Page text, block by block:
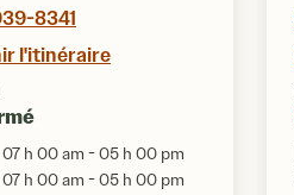
8341
l'itinéraire
07 h 00 am - 05 h 00 pm
07 h 00 am - 05 h 00 pm